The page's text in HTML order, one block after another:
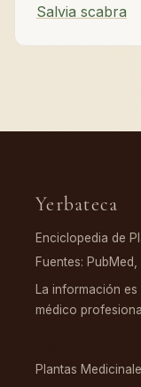
Salvia scabra
Yerbateca
Enciclopedia de
Fuentes:
La información
médico
Plantas